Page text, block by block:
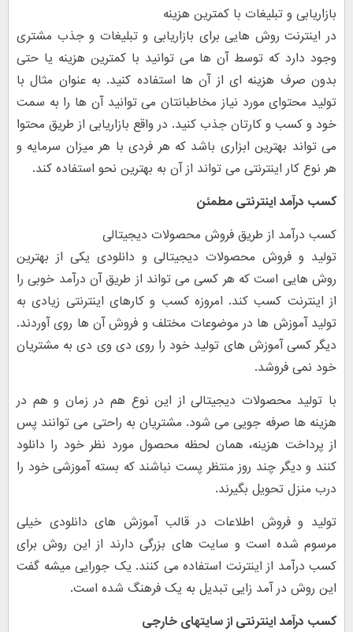
بازاریابی و تبلیغات با کمترین هزینه
در اینترنت روش هایی برای بازاریابی و تبلیغات و جذب مشتری
وجود دارد که توسط آن ها می توانید با کمترین هزینه یا حتی
بدون صرف هزینه ای از آن ها استفاده کنید. به عنوان مثال با
تولید محتوای مورد نیاز مخاطبانتان می توانید آن ها را به سمت
خود و کسب و کارتان جذب کنید. در واقع بازاریابی از طریق محتوا
می تواند بهترین ابزاری باشد که هر فردی با هر میزان سرمایه و
هر نوع کار اینترنتی می تواند از آن به بهترین نحو استفاده کند.
کسب درآمد اینترنتی مطمئن
کسب درآمد از طریق فروش محصولات دیجیتالی
تولید و فروش محصولات دیجیتالی و دانلودی یکی از بهترین
روش هایی است که هر کسی می تواند از طریق آن درآمد خوبی را
از اینترنت کسب کند. امروزه کسب و کارهای اینترنتی زیادی به
تولید آموزش ها در موضوعات مختلف و فروش آن ها روی آوردند.
دیگر کسی آموزش های تولید خود را روی دی وی دی به مشتریان
خود نمی فروشد.
با تولید محصولات دیجیتالی از این نوع هم در زمان و هم در
هزینه ها صرفه جویی می شود. مشتریان به راحتی می توانند پس
از پرداخت هزینه، همان لحظه محصول مورد نظر خود را دانلود
کنند و دیگر چند روز منتظر پست نباشند که بسته آموزشی خود را
درب منزل تحویل بگیرند.
تولید و فروش اطلاعات در قالب آموزش های دانلودی خیلی
مرسوم شده است و سایت های بزرگی دارند از این روش برای
کسب درآمد از اینترنت استفاده می کنند. یک جورایی میشه گفت
این روش در آمد زایی تبدیل به یک فرهنگ شده است.
کسب درآمد اینترنتی از سایتهای خارجی